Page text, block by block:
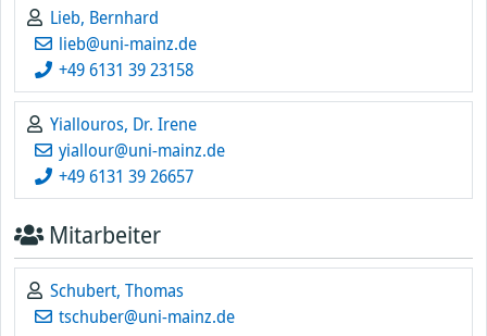
Lieb, Bernhard
lieb@uni-mainz.de
+49 6131 39 23158
Yiallouros, Dr. Irene
yiallour@uni-mainz.de
+49 6131 39 26657
Mitarbeiter
Schubert, Thomas
tschuber@uni-mainz.de